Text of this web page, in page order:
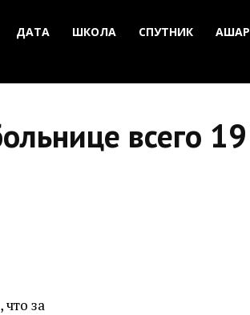
ДАТА ШКОЛА СПУТНИК АШАР
всего 19
, что за